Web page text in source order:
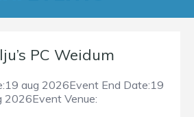
PC Weidum
aug 2026Event End Date:19
2026Event Venue: